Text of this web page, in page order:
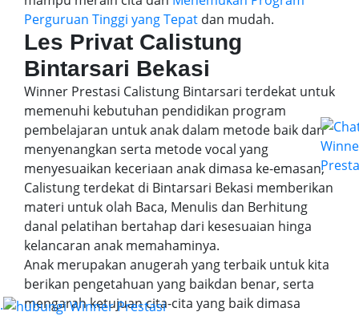
Perguruan Tinggi yang Tepat dan mudah.
Les Privat Calistung
Bintarsari Bekasi
Winner Prestasi Calistung Bintarsari terdekat untuk
memenuhi kebutuhan pendidikan program
pembelajaran untuk anak dalam metode baik dan
menyenangkan serta metode vocal yang
menyesuaikan keceriaan anak dimasa ke-emasan,
Calistung terdekat di Bintarsari Bekasi memberikan
materi untuk olah Baca, Menulis dan Berhitung
danal pelatihan bertahap dari kesesuaian hinga
kelancaran anak memahaminya.
Anak merupakan anugerah yang terbaik untuk kita
berikan pengetahuan yang baikdan benar, serta
mengarah ketujuan cita-cita yang baik dimasa
.